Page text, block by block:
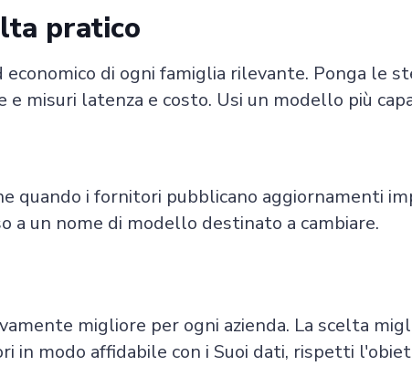
pratico
di ogni famiglia rilevante. Ponga le
misuri latenza e costo. Usi un modello più
quando i fornitori pubblicano aggiornamenti
a un nome di modello destinato a cambiare.
migliore per ogni azienda. La scelta
in modo affidabile con i Suoi dati, rispetti